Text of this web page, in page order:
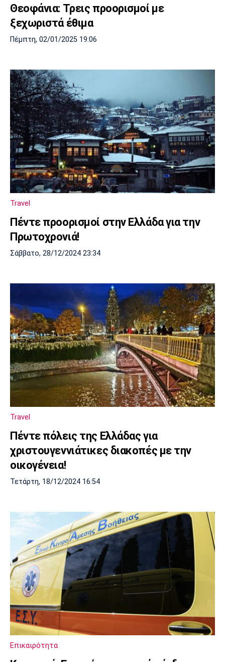
Θεοφάνια: Τρεις προορισμοί με
ξεχωριστά έθιμα
Πέμπτη, 02/01/2025 19:06
Travel
Πέντε προορισμοί στην Ελλάδα για την
Πρωτοχρονιά!
Σάββατο, 28/12/2024 23:34
Travel
Πέντε πόλεις της Ελλάδας για
χριστουγεννιάτικες διακοπές με την
οικογένεια!
Τετάρτη, 18/12/2024 16:54
Επικαιρότητα